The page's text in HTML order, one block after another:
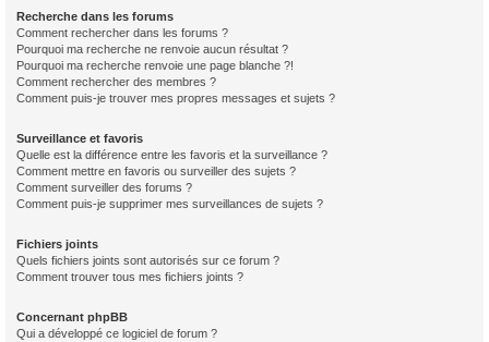
Recherche dans les forums
Comment rechercher dans les forums ?
Pourquoi ma recherche ne renvoie aucun résultat ?
Pourquoi ma recherche renvoie une page blanche ?!
Comment rechercher des membres ?
Comment puis-je trouver mes propres messages et sujets ?
Surveillance et favoris
Quelle est la différence entre les favoris et la surveillance ?
Comment mettre en favoris ou surveiller des sujets ?
Comment surveiller des forums ?
Comment puis-je supprimer mes surveillances de sujets ?
Fichiers joints
Quels fichiers joints sont autorisés sur ce forum ?
Comment trouver tous mes fichiers joints ?
Concernant phpBB
Qui a développé ce logiciel de forum ?